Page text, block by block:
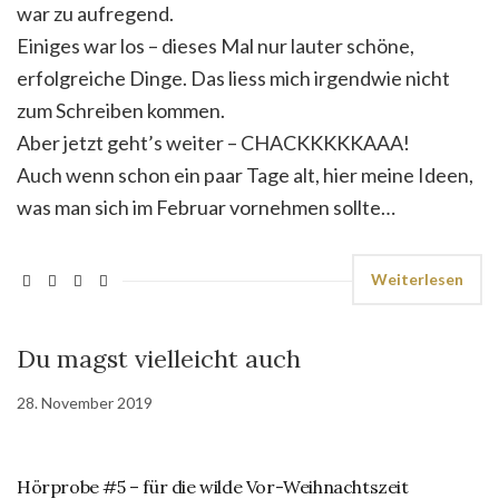
war zu aufregend.
Einiges war los – dieses Mal nur lauter schöne,
erfolgreiche Dinge. Das liess mich irgendwie nicht
zum Schreiben kommen.
Aber jetzt geht’s weiter – CHACKKKKKAAA!
Auch wenn schon ein paar Tage alt, hier meine Ideen,
was man sich im Februar vornehmen sollte…
Weiterlesen
Du magst vielleicht auch
28. November 2019
Hörprobe #5 – für die wilde Vor-Weihnachtszeit